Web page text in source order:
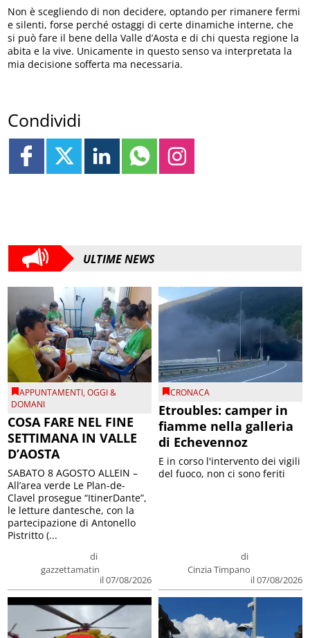
Non è scegliendo di non decidere, optando per rimanere fermi
e silenti, forse perché ostaggi di certe dinamiche interne, che
si può fare il bene della Valle d’Aosta e di chi questa regione la
abita e la vive. Unicamente in questo senso va interpretata la
mia decisione sofferta ma necessaria.
Condividi
ULTIME NEWS
APPUNTAMENTI,OGGI &
DOMANI
COSA FARE NEL FINE
SETTIMANA IN VALLE
D’AOSTA
di
gazzettamatin
il 07/08/2026
SABATO 8 AGOSTO ALLEIN –
All’area verde Le Plan-de-
Clavel prosegue “ItinerDante”,
le letture dantesche, con la
partecipazione di Antonello
Pistritto (...
CRONACA
Etroubles: camper in
fiamme nella galleria
di Echevennoz
di
Cinzia Timpano
il 07/08/2026
E in corso l'intervento dei vigili
del fuoco, non ci sono feriti